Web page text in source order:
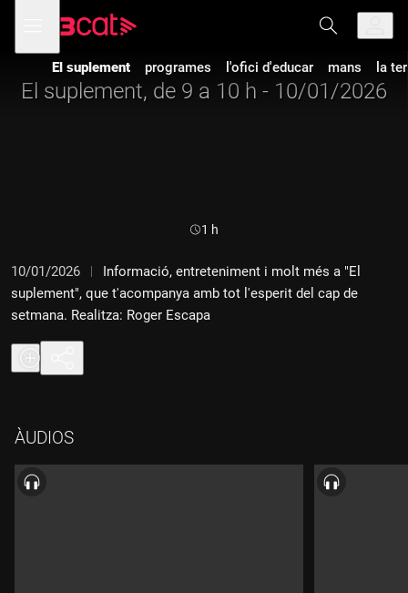
navegació
principal
menú
de
El suplement programes l'ofici d'educar mans la
El suplement, de 9 a 10 h - 10/01/2026
Durada:
1 h
10/01/2026
Informació, entreteniment i molt més a "El
suplement", que t'acompanya amb tot l'esperit del cap de
setmana. Realitza: Roger Escapa
ÀUDIOS